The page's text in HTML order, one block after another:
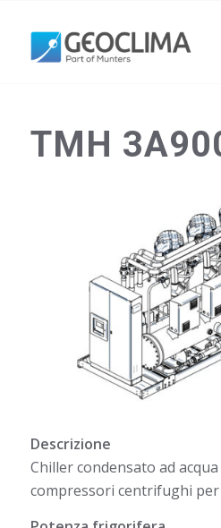
TMH
Descrizione
Chiller condensato ad
compressori centrifughi